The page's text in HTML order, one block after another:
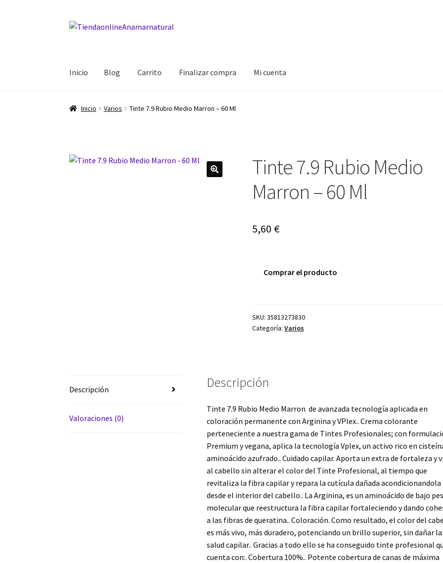
Ir
Ir
Inicio Blog Carrito Finalizar compra Mi cuenta
Inicio BlogCarritoFinalizar compra Mi cuenta
Inicio Varios Tinte 7.9 Rubio Medio Marron – 60 Ml
Tinte 7.9 Rubio Medio
Marron – 60 Ml
5,60 €
Comprar el producto
SKU:35813273830
Categoría:Varios
Descripción
Valoraciones (0)
Descripción
Tinte 7.9 Rubio Medio Marron de avanzada tecnología aplicada en
coloración permanente con Arginina y VPlex.. Crema colorante
perteneciente a nuestra gama de Tintes Profesionales; con
Premium y vegana, aplica la tecnología Vplex, un activo rico en
aminoácido azufrado.. Cuidado capilar. Aporta un extra de fortaleza y
al cabello sin alterar el color del Tinte Profesional, al tiempo que
revitaliza la fibra capilar y repara la cutícula dañada acondicionandola
desde el interior del cabello.. La Arginina, es un aminoácido de bajo
molecular que reestructura la fibra capilar fortaleciendo y dando
a las fibras de queratina.. Coloración. Como resultado, el color del
es más vivo, más duradero, potenciando un brillo superior, sin dañar la
salud capilar.. Gracias a todo ello se ha conseguido tinte profesional
cuenta con:. Cobertura 100%.. Potente cobertura de canas de máxima